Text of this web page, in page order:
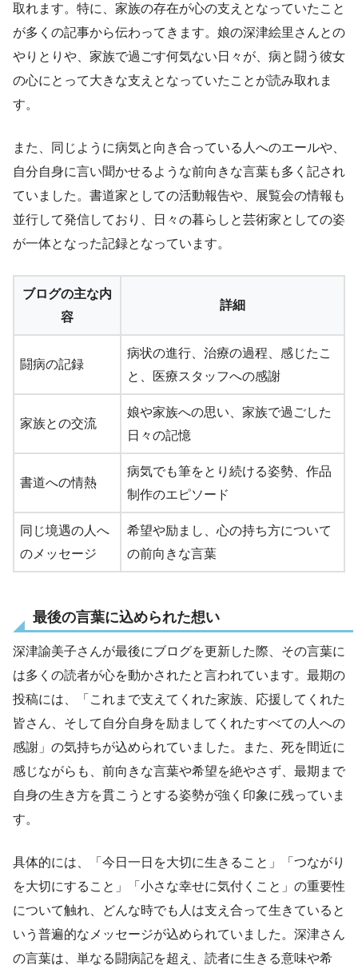
取れます。特に、家族の存在が心の支えとなっていたこと
が多くの記事から伝わってきます。娘の深津絵里さんとの
やりとりや、家族で過ごす何気ない日々が、病と闘う彼女
の心にとって大きな支えとなっていたことが読み取れま
す。
また、同じように病気と向き合っている人へのエールや、
自分自身に言い聞かせるような前向きな言葉も多く記され
ていました。書道家としての活動報告や、展覧会の情報も
並行して発信しており、日々の暮らしと芸術家としての姿
が一体となった記録となっています。
ブログの主な内
容
詳細
闘病の記録
病状の進行、治療の過程、感じたこ
と、医療スタッフへの感謝
家族との交流
娘や家族への思い、家族で過ごした
日々の記憶
書道への情熱
病気でも筆をとり続ける姿勢、作品
制作のエピソード
同じ境遇の人へ
のメッセージ
希望や励まし、心の持ち方について
の前向きな言葉
最後の言葉に込められた想い
深津諭美子さんが最後にブログを更新した際、その言葉に
は多くの読者が心を動かされたと言われています。最期の
投稿には、「これまで支えてくれた家族、応援してくれた
皆さん、そして自分自身を励ましてくれたすべての人への
感謝」の気持ちが込められていました。また、死を間近に
感じながらも、前向きな言葉や希望を絶やさず、最期まで
自身の生き方を貫こうとする姿勢が強く印象に残っていま
す。
具体的には、「今日一日を大切に生きること」「つながり
を大切にすること」「小さな幸せに気付くこと」の重要性
について触れ、どんな時でも人は支え合って生きていると
いう普遍的なメッセージが込められていました。深津さん
の言葉は、単なる闘病記を超え、読者に生きる意味や希